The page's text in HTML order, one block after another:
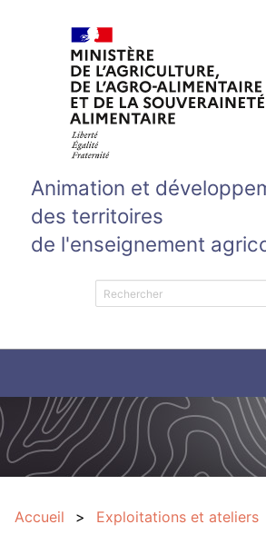
Animation et
des territoires
de l'enseignement
Accueil Exploitations et ateliers